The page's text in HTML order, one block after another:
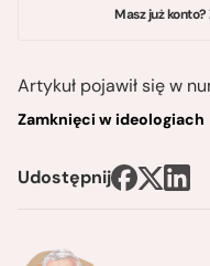
Masz już
Artykuł pojawił się w
Zamknięci w ideologiach
Udostępnij